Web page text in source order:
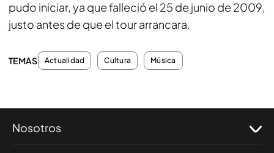
pudo iniciar, ya que falleció el 25 de junio de 2009,
justo antes de que el tour arrancara.
TEMAS Actualidad Cultura Música
Nosotros